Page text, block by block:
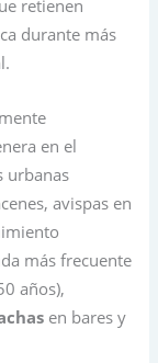
retienen
durante más
en el
urbanas
avispas en
más frecuente
años),
en bares y